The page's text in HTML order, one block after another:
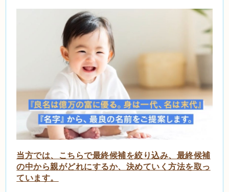
当方では、こちらで最終候補を絞り込み、最終候補
の中から親がどれにするか、決めていく方法を取っ
ています。